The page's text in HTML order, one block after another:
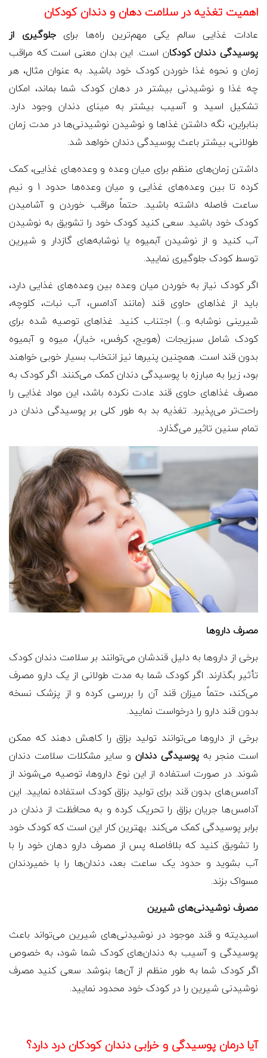
اهمیت تغذیه در سلامت دهان و دندان کودکان
عادات غذایی سالم یکی مهم‌ترین راه‌ها برایجلوگیری از
پوسیدگی دندان کودکان است. این بدان معنی است که مراقب
زمان و نحوه غذا خوردن کودک خود باشید. به عنوان مثال، هر
چه غذا و نوشیدنی بیشتر در دهان کودک شما بماند، امکان
تشکیل اسید و آسیب بیشتر به مینای دندان وجود دارد.
بنابراین، نگه داشتن غذاها و نوشیدن نوشیدنی‌ها در مدت زمان
طولانی، بیشتر باعث پوسیدگی دندان خواهد شد.
داشتن زمان‌های منظم برای میان وعده و وعده‌های غذایی، کمک
کرده تا بین وعده‌های غذایی و میان وعده‌ها حدود 1 و نیم
ساعت فاصله داشته باشید. حتماً مراقب خوردن و آشامیدن
کودک خود باشید. سعی کنید کودک خود را تشویق به نوشیدن
آب کنید و از نوشیدن آبمیوه یا نوشابه‌های گازدار و شیرین
توسط کودک جلوگیری نمایید.
اگر کودک نیاز به خوردن میان وعده بین وعده‌های غذایی دارد،
باید از غذاهای حاوی قند (مانند آدامس، آب نبات، کلوچه،
شیرینی نوشابه و...) اجتناب کنید. غذاهای توصیه شده برای
کودک شامل سبزیجات (هویج، کرفس، خیار)، میوه و آبمیوه
بدون قند است. همچنین پنیرها نیز انتخاب بسیار خوبی خواهند
بود، زیرا به مبارزه با پوسیدگی دندان کمک می‌کنند. اگر کودک به
مصرف غذاهای حاوی قند عادت نکرده باشد، این مواد غذایی را
راحت‌تر می‌پذیرد. تغذیه بد به طور کلی بر پوسیدگی دندان در
تمام سنین تاثیر می‌گذارد.
مصرف داروها
برخی از داروها به دلیل قندشان می‌توانند بر سلامت دندان کودک
تأثیر بگذارند. اگر کودک شما به مدت طولانی از یک دارو مصرف
می‌کند، حتماً میزان قند آن را بررسی کرده و از پزشک نسخه
بدون قند دارو را درخواست نمایید.
برخی از داروها می‌توانند تولید بزاق را کاهش دهند که ممکن
است منجر به پوسیدگی دندان و سایر مشکلات سلامت دندان
شوند. در صورت استفاده از این نوع داروها، توصیه می‌شوند از
آدامس‌های بدون قند برای تولید بزاق کودک استفاده نمایید. این
آدامس‌ها جریان بزاق را تحریک کرده و به محافظت از دندان در
برابر پوسیدگی کمک می‌کند. بهترین کار این است که کودک خود
را تشویق کنید که بلافاصله پس از مصرف دارو دهان خود را با
آب بشوید و حدود یک ساعت بعد، دندان‌ها را با خمیردندان
مسواک بزند.
مصرف نوشیدنی‌های شیرین
اسیدیته و قند موجود در نوشیدنی‌های شیرین می‌تواند باعث
پوسیدگی و آسیب به دندان‌های کودک شما شود، به خصوص
اگر کودک شما به طور منظم از آن‌ها بنوشد. سعی کنید مصرف
نوشیدنی شیرین را در کودک خود محدود نمایید.
آیا درمان پوسیدگی و خرابی دندان کودکان درد دارد؟